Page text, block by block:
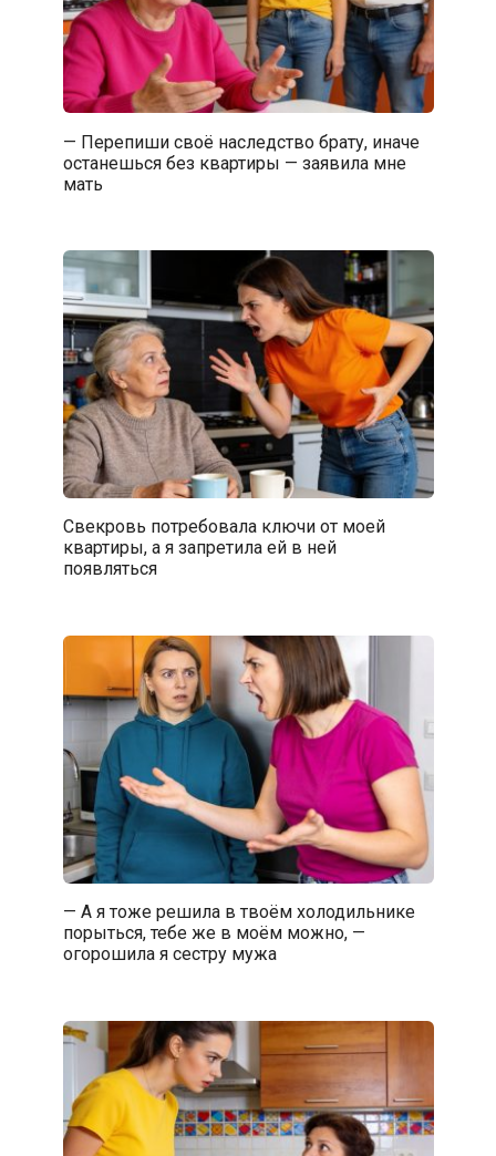
— Перепиши своё наследство брату, иначе
останешься без квартиры — заявила мне
мать
Свекровь потребовала ключи от моей
квартиры, а я запретила ей в ней
появляться
— А я тоже решила в твоём холодильнике
порыться, тебе же в моём можно, —
огорошила я сестру мужа